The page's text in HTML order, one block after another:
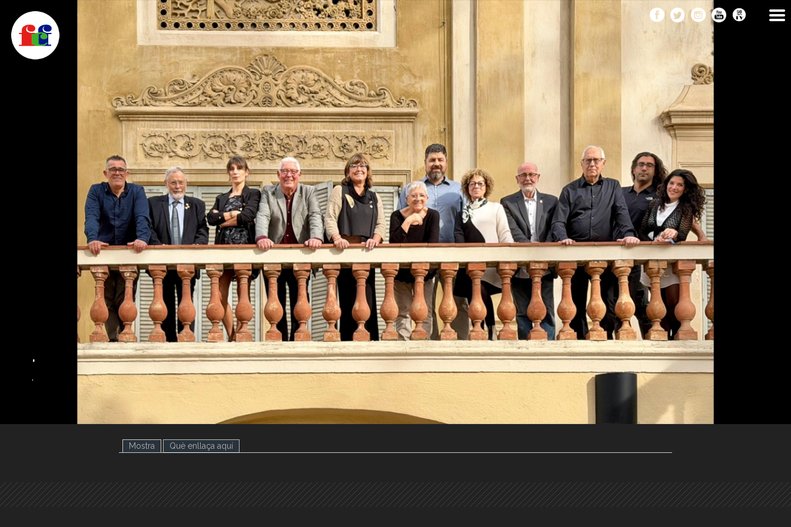
Vés
al
contingut
FEDERACIÓ CATALANA DE FOTOGRAFIA
C
.
.
Mostra Què enllaça aquí